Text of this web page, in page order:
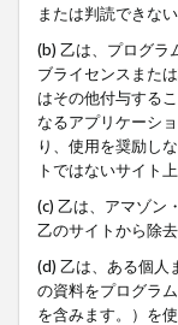
または判読できな
(b) 乙は、プログラ
ブライセンスまた
はその他付与する
なるアプリケーシ
り、使用を奨励し
トではないサイト
(c) 乙は、アマゾン
乙のサイトから除
(d) 乙は、ある個人
の資料をプログラ
を含みます。）を